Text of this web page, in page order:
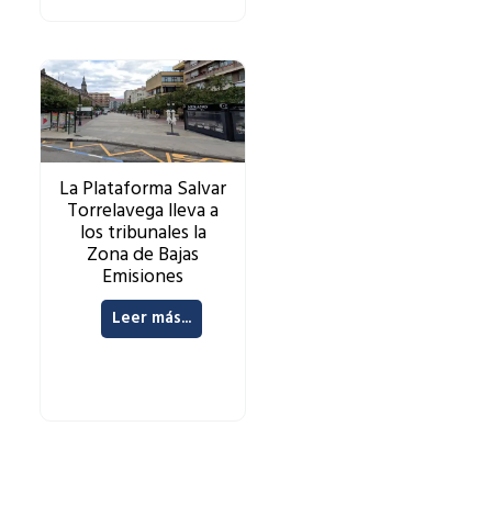
La Plataforma Salvar
Torrelavega lleva a
los tribunales la
Zona de Bajas
Emisiones
Leer más...